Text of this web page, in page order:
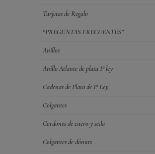
Tarjetas de Regalo
"PREGUNTAS FRECUENTES"
Anillos
Anillo Atlante de plata 1ª ley
Cadenas de Plata de 1ª Ley
Colgantes
Cordones de cuero y seda
Colgantes de dónuts